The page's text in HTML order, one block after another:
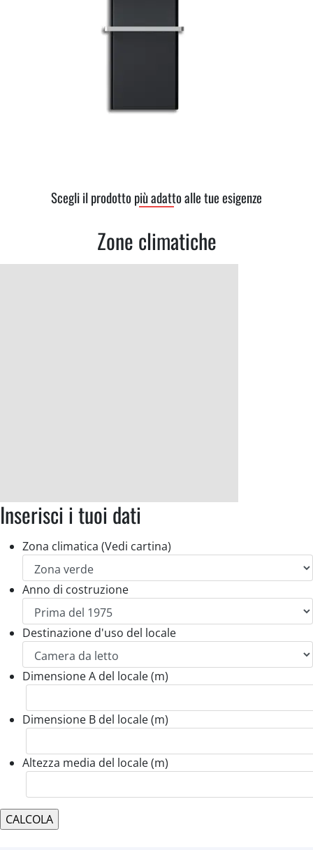
Scegli il prodotto più adatto alle tue esigenze
Zone climatiche
Inserisci i tuoi dati
Zona climatica (Vedi cartina)
Anno di costruzione
Destinazione d'uso del locale
Dimensione A del locale (m)
Dimensione B del locale (m)
Altezza media del locale (m)